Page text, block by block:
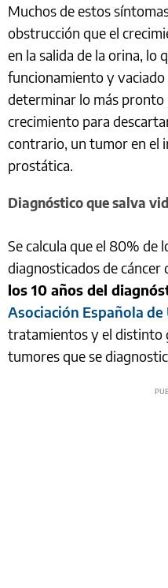
Muchos de estos
obstrucción que el
en la salida de la orina, lo
funcionamiento y
determinar lo más pronto
crecimiento para
contrario, un tumor en el
prostática.
Diagnóstico que salva
Se calcula que el 80% de
diagnosticados de cáncer
los 10 años del
Asociación Española
tratamientos y el distinto
tumores que se